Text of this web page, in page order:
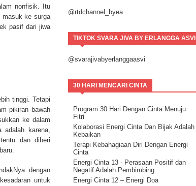
@rtdchannel_byea
TIKTOK SVARA JIVA BY ERLANGGA ASVI
@svarajivabyerlanggaasvi
30 HARI MENCARI CINTA
Program 30 Hari Dengan Cinta Menuju
Fitri
Kolaborasi Energi Cinta Dan Bijak Adalah
Kebaikan
Terapi Kebahagiaan Diri Dengan Energi
Cinta
Energi Cinta 13 - Perasaan Positif dan
Negatif Adalah Pembimbing
Energi Cinta 12 – Energi Doa
nonfisik. Itu
masuk ke surga
pasif dari jiwa
tinggi. Tetapi
pikiran bawah
ke dalam
karena,
dan diberi
dengan
untuk